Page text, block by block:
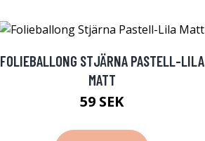
FOLIEBALLONG STJÄRNA PASTELL-LILA
MATT
59 SEK